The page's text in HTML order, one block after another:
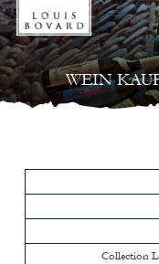
WEIN
Collection